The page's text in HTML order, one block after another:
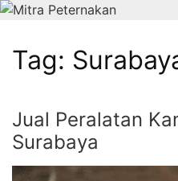
Tag:
Jual Peralatan
Surabaya